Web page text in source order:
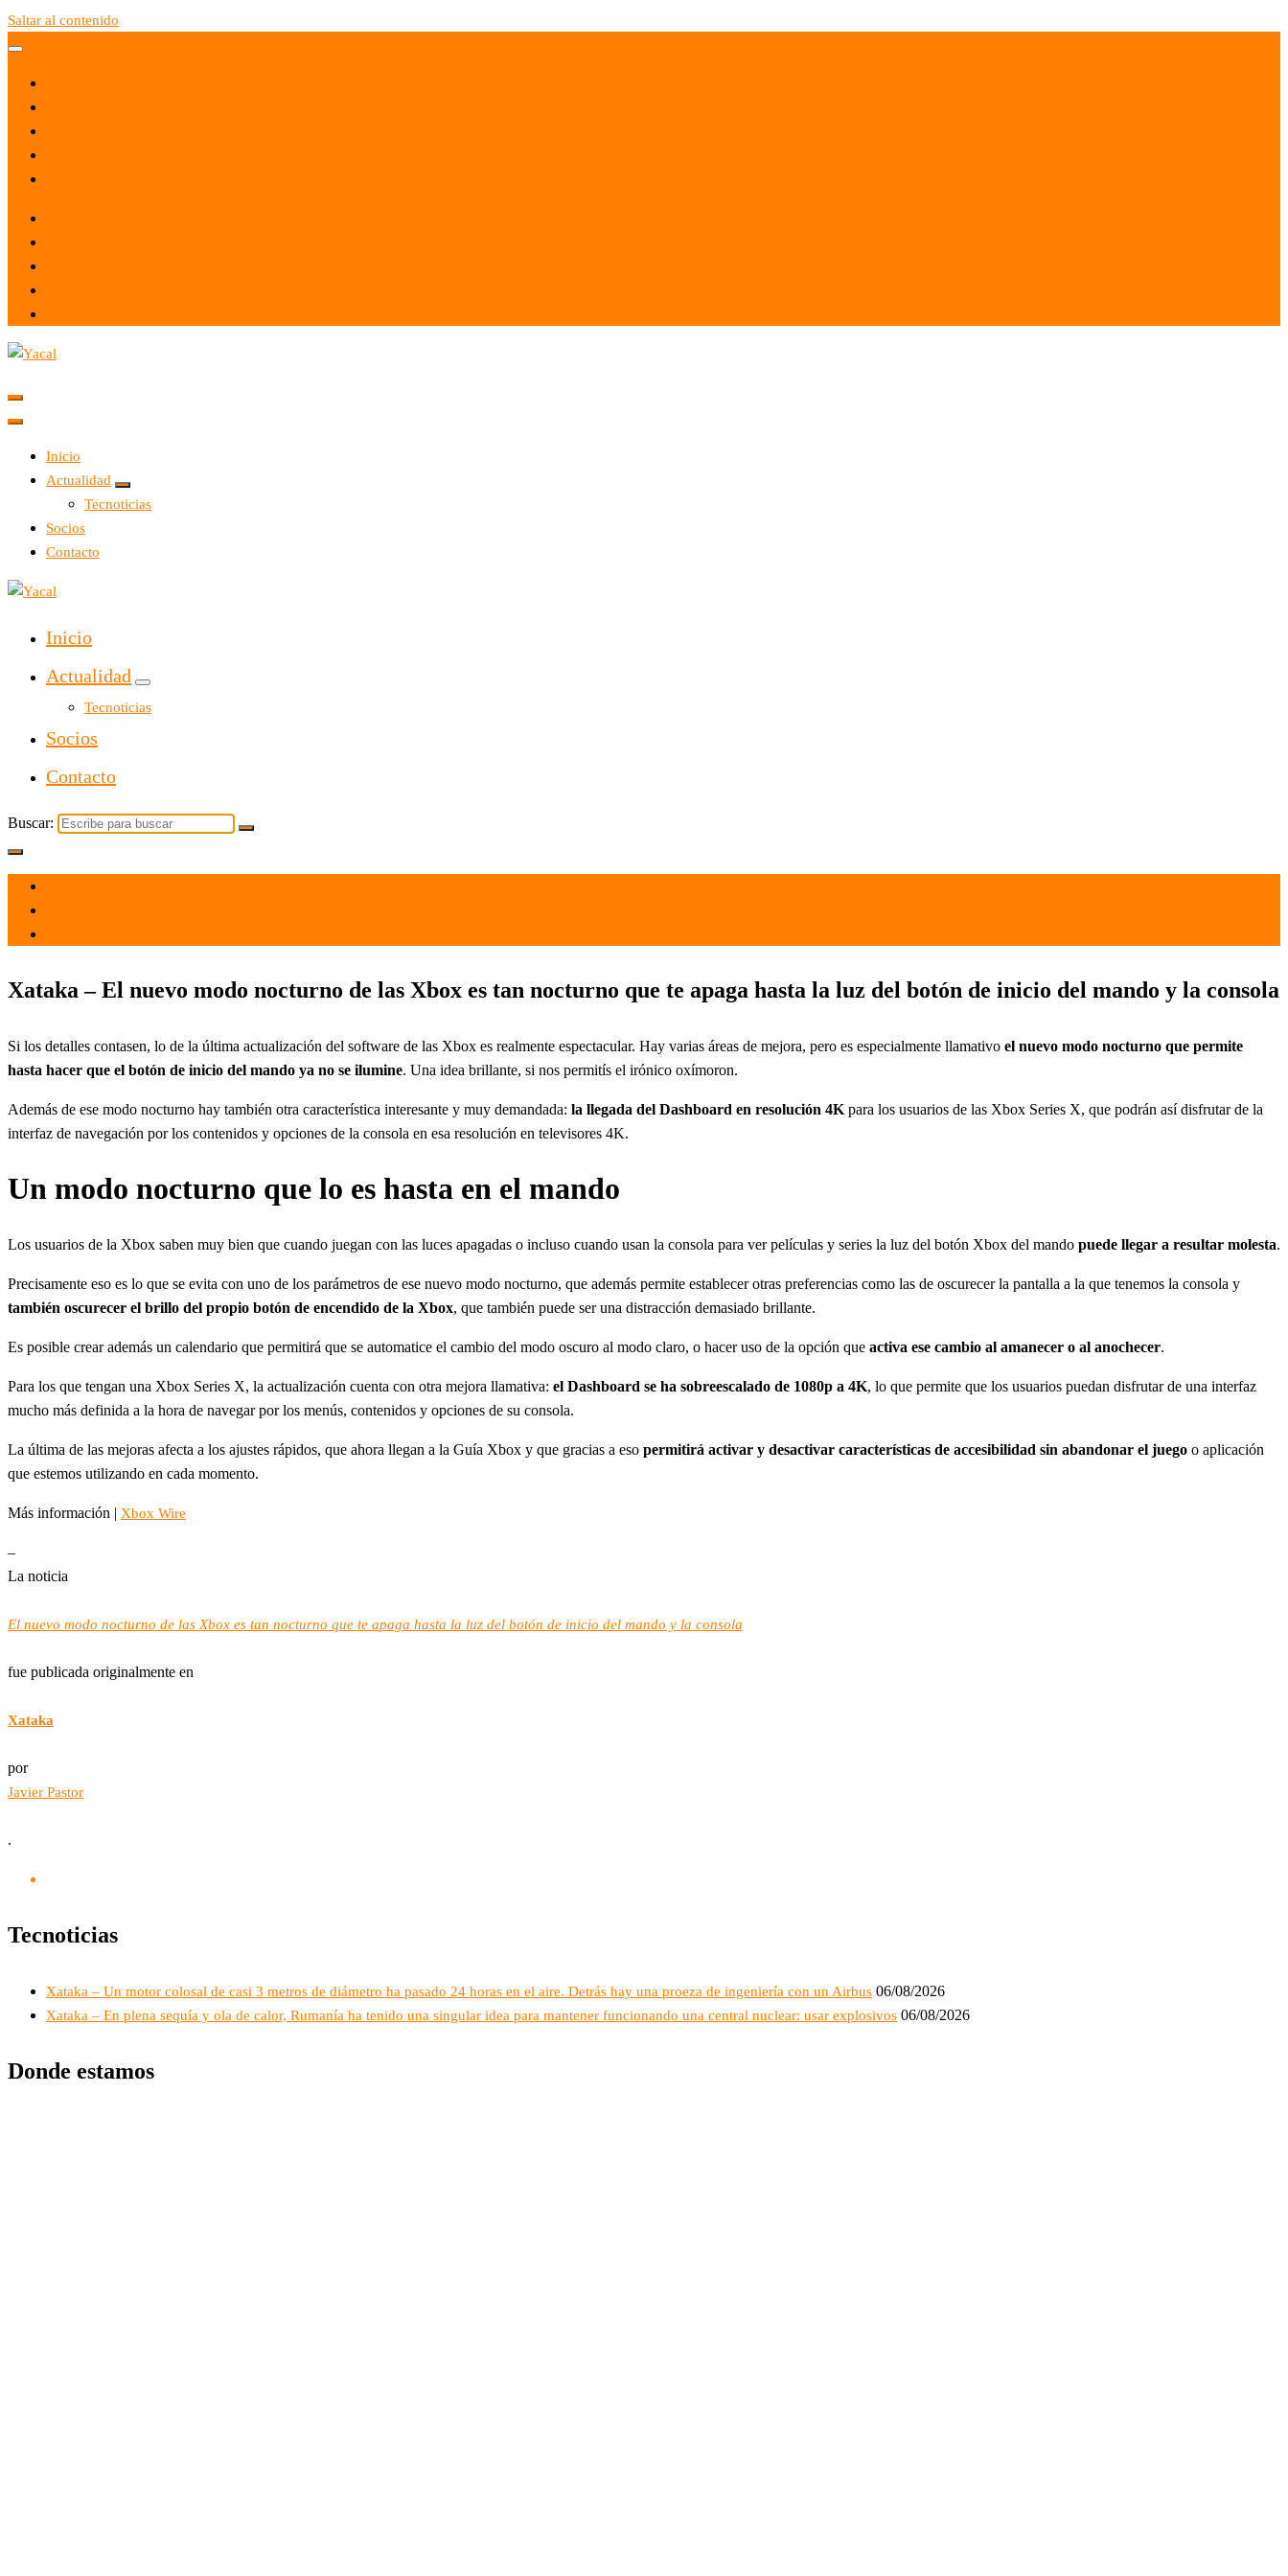
Saltar al contenido
Yacal micro hosting
Inicio
Actualidad
Tecnoticias
Socios
Contacto
Yacal micro hosting
Inicio
Actualidad
Tecnoticias
Socios
Contacto
Buscar:
Xataka – El nuevo modo nocturno de las Xbox es tan nocturno que te apaga hasta la luz del botón de inicio del mando y la consola
Si los detalles contasen, lo de la última actualización del software de las Xbox es realmente espectacular. Hay varias áreas de mejora, pero es especialmente llamativo el nuevo modo nocturno que permite
hasta hacer que el botón de inicio del mando ya no se ilumine. Una idea brillante, si nos permitís el irónico oxímoron.
Además de ese modo nocturno hay también otra característica interesante y muy demandada: la llegada del Dashboard en resolución 4K para los usuarios de las Xbox Series X, que podrán así disfrutar de la
interfaz de navegación por los contenidos y opciones de la consola en esa resolución en televisores 4K.
Un modo nocturno que lo es hasta en el mando
Los usuarios de la Xbox saben muy bien que cuando juegan con las luces apagadas o incluso cuando usan la consola para ver películas y series la luz del botón Xbox del mando puede llegar a resultar molesta.
Precisamente eso es lo que se evita con uno de los parámetros de ese nuevo modo nocturno, que además permite establecer otras preferencias como las de oscurecer la pantalla a la que tenemos la consola y
también oscurecer el brillo del propio botón de encendido de la Xbox, que también puede ser una distracción demasiado brillante.
Es posible crear además un calendario que permitirá que se automatice el cambio del modo oscuro al modo claro, o hacer uso de la opción que activa ese cambio al amanecer o al anochecer.
Para los que tengan una Xbox Series X, la actualización cuenta con otra mejora llamativa: el Dashboard se ha sobreescalado de 1080p a 4K, lo que permite que los usuarios puedan disfrutar de una interfaz
mucho más definida a la hora de navegar por los menús, contenidos y opciones de su consola.
La última de las mejoras afecta a los ajustes rápidos, que ahora llegan a la Guía Xbox y que gracias a eso permitirá activar y desactivar características de accesibilidad sin abandonar el juego o aplicación
que estemos utilizando en cada momento.
Más información | Xbox Wire
–
La noticia
El nuevo modo nocturno de las Xbox es tan nocturno que te apaga hasta la luz del botón de inicio del mando y la consola
fue publicada originalmente en
Xataka
por
Javier Pastor
.
Tecnoticias
Xataka – Un motor colosal de casi 3 metros de diámetro ha pasado 24 horas en el aire. Detrás hay una proeza de ingeniería con un Airbus 06/08/2026
Xataka – En plena sequía y ola de calor, Rumanía ha tenido una singular idea para mantener funcionando una central nuclear: usar explosivos 06/08/2026
Donde estamos